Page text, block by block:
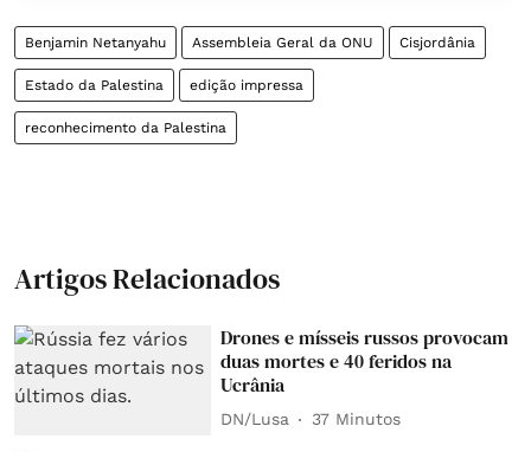
Benjamin Netanyahu Assembleia Geral da ONU Cisjordânia
Estado da Palestina edição impressa
reconhecimento da Palestina
Artigos Relacionados
Drones e mísseis russos provocam
duas mortes e 40 feridos na
Ucrânia
DN/Lusa 37 Minutos